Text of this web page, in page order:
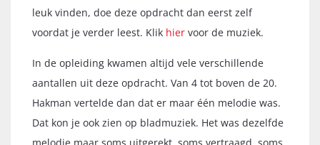
leuk vinden, doe deze opdracht dan eerst zelf
voordat je verder leest. Klik hier voor de muziek.
In de opleiding kwamen altijd vele verschillende
aantallen uit deze opdracht. Van 4 tot boven de 20.
Hakman vertelde dan dat er maar één melodie was.
Dat kon je ook zien op bladmuziek. Het was dezelfde